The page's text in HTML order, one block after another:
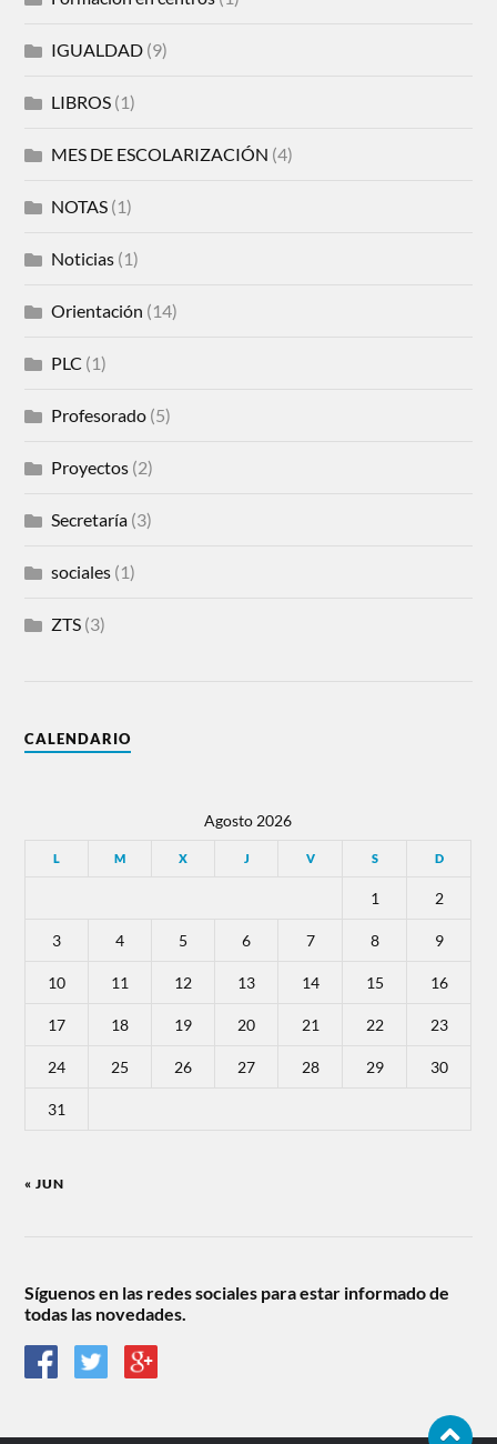
IGUALDAD (9)
LIBROS (1)
MES DE ESCOLARIZACIÓN (4)
NOTAS (1)
Noticias (1)
Orientación (14)
PLC (1)
Profesorado (5)
Proyectos (2)
Secretaría (3)
sociales (1)
ZTS (3)
CALENDARIO
Agosto 2026
L M X J V S D
1 2
3 4 5 6 7 8 9
10 11 12 13 14 15 16
17 18 19 20 21 22 23
24 25 26 27 28 29 30
31
« JUN
Síguenos en las redes sociales para estar informado de
todas las novedades.